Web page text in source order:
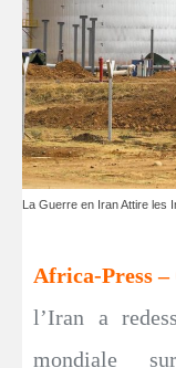
La Guerre en Iran Attire les
Africa-Press –
l’Iran a
mondiale